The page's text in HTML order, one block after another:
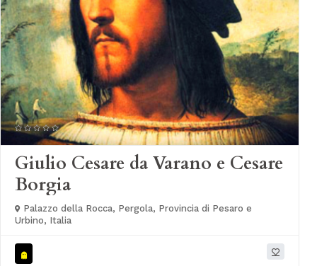
Giulio Cesare da Varano e Cesare
Borgia
Palazzo della Rocca, Pergola, Provincia di Pesaro e
Urbino, Italia